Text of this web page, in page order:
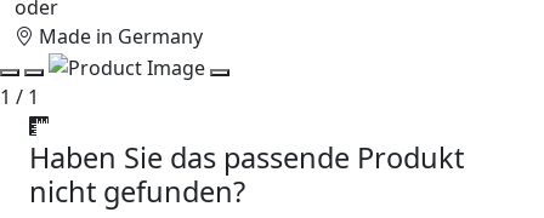
oder
Made in Germany
1 / 1
Haben Sie das passende Produkt
nicht gefunden?